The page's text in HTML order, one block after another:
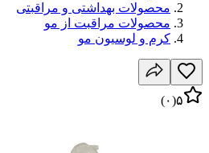
محصولات بهداشتی و مراقبتی
محصولات مراقبت از مو
کرم و لوسیون مو
۵(۰)